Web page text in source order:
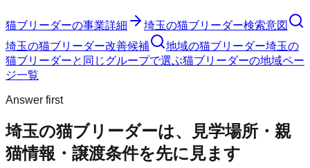
猫ブリーダーの事業詳細
埼玉の猫ブリーダー検索意図
埼玉の猫ブリーダー改善候補
地域の猫ブリーダー埼玉の
猫ブリーダーと同じグループで選ぶ猫ブリーダーの地域ペー
ジ一覧
Answer first
埼玉の猫ブリーダーは、見学場所・親
猫情報・譲渡条件を先に見ます